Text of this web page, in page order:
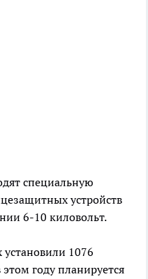
специальную
устройств
6-10 киловольт.
1076
году планируется